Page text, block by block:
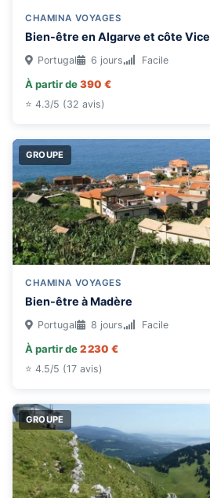
CHAMINA VOYAGES
Bien-être en Algarve et côte
Portugal 6 jours Facile
À partir de390 €
⭐ 4.3/5 (32 avis)
GROUPE
CHAMINA VOYAGES
Bien-être à Madère
Portugal 8 jours Facile
À partir de2 230 €
⭐ 4.5/5 (17 avis)
GROUPE